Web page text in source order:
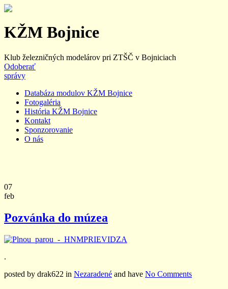
KŽM Bojnice
Klub železničných modelárov pri ZTŠČ v Bojniciach
Odoberať
správy
Databáza modulov KŽM Bojnice
Fotogaléria
História KŽM Bojnice
Kontakt
Sponzorovanie
O nás
07
feb
Pozvánka do múzea
.
posted by drak622 in Nezaradené and have No Comments